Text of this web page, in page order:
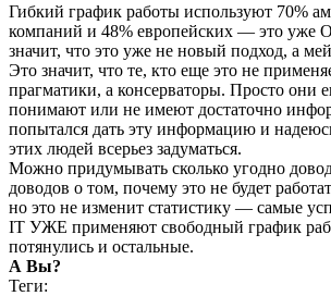
Гибкий график работы используют 70%
компаний и 48% европейских — это уже
значит, что это уже не новый подход, а
Это значит, что те, кто еще это не
прагматики, а консерваторы. Просто они
понимают или не имеют достаточно
попытался дать эту информацию и
этих людей всерьез задуматься.
Можно придумывать сколько угодно
доводов о том, почему это не будет
но это не изменит статистику — самые
IT УЖЕ применяют свободный график
потянулись и остальные.
А Вы?
Теги: